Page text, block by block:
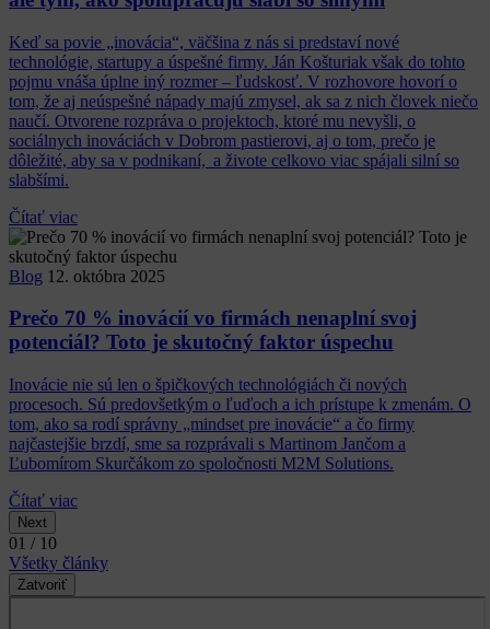
Keď sa povie „inovácia“, väčšina z nás si predstaví nové
technológie, startupy a úspešné firmy. Ján Košturiak však do tohto
pojmu vnáša úplne iný rozmer – ľudskosť. V rozhovore hovorí o
tom, že aj neúspešné nápady majú zmysel, ak sa z nich človek niečo
naučí. Otvorene rozpráva o projektoch, ktoré mu nevyšli, o
sociálnych inováciách v Dobrom pastierovi, aj o tom, prečo je
dôležité, aby sa v podnikaní, a živote celkovo viac spájali silní so
slabšími.
Čítať viac
Blog 12. októbra 2025
Prečo 70 % inovácií vo firmách nenaplní svoj
potenciál? Toto je skutočný faktor úspechu
Inovácie nie sú len o špičkových technológiách či nových
procesoch. Sú predovšetkým o ľuďoch a ich prístupe k zmenám. O
tom, ako sa rodí správny „mindset pre inovácie“ a čo firmy
najčastejšie brzdí, sme sa rozprávali s Martinom Jančom a
Ľubomírom Skurčákom zo spoločnosti M2M Solutions.
Čítať viac
Next
01 / 10
Všetky články
Zatvoriť